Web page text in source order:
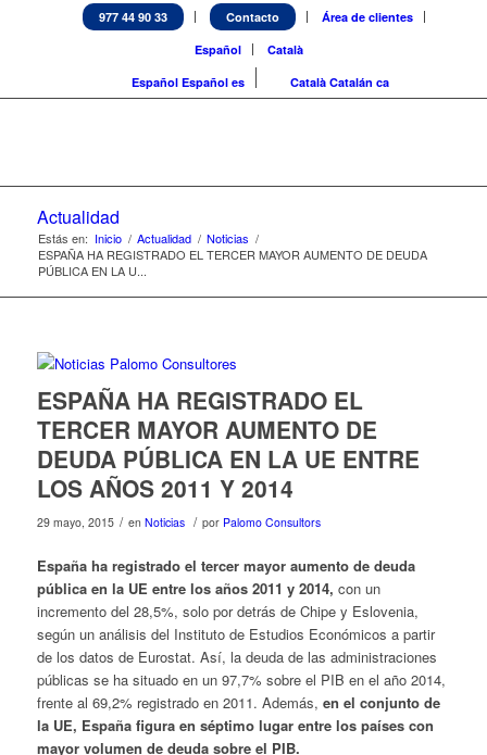
977 44 90 33 Contacto
Área de clientes
Español
Català
Español Español es Català Catalán ca
Actualidad
Estás en: Inicio / Actualidad / Noticias /
ESPAÑA HA REGISTRADO EL TERCER MAYOR AUMENTO DE DEUDA
PÚBLICA EN LA U...
ESPAÑA HA REGISTRADO EL
TERCER MAYOR AUMENTO DE
DEUDA PÚBLICA EN LA UE ENTRE
LOS AÑOS 2011 Y 2014
29 mayo, 2015 / en Noticias / por Palomo Consultors
España ha registrado el tercer mayor aumento de deuda
pública en la UE entre los años 2011 y 2014, con un
incremento del 28,5%, solo por detrás de Chipe y Eslovenia,
según un análisis del Instituto de Estudios Económicos a partir
de los datos de Eurostat. Así, la deuda de las administraciones
públicas se ha situado en un 97,7% sobre el PIB en el año 2014,
frente al 69,2% registrado en 2011. Además, en el conjunto de
la UE, España figura en séptimo lugar entre los países con
mayor volumen de deuda sobre el PIB.